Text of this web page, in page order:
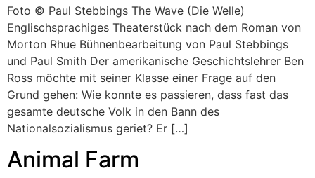
Foto © Paul Stebbings The Wave (Die Welle)
Englischsprachiges Theaterstück nach dem Roman von
Morton Rhue Bühnenbearbeitung von Paul Stebbings
und Paul Smith Der amerikanische Geschichtslehrer Ben
Ross möchte mit seiner Klasse einer Frage auf den
Grund gehen: Wie konnte es passieren, dass fast das
gesamte deutsche Volk in den Bann des
Nationalsozialismus geriet? Er […]
Animal Farm